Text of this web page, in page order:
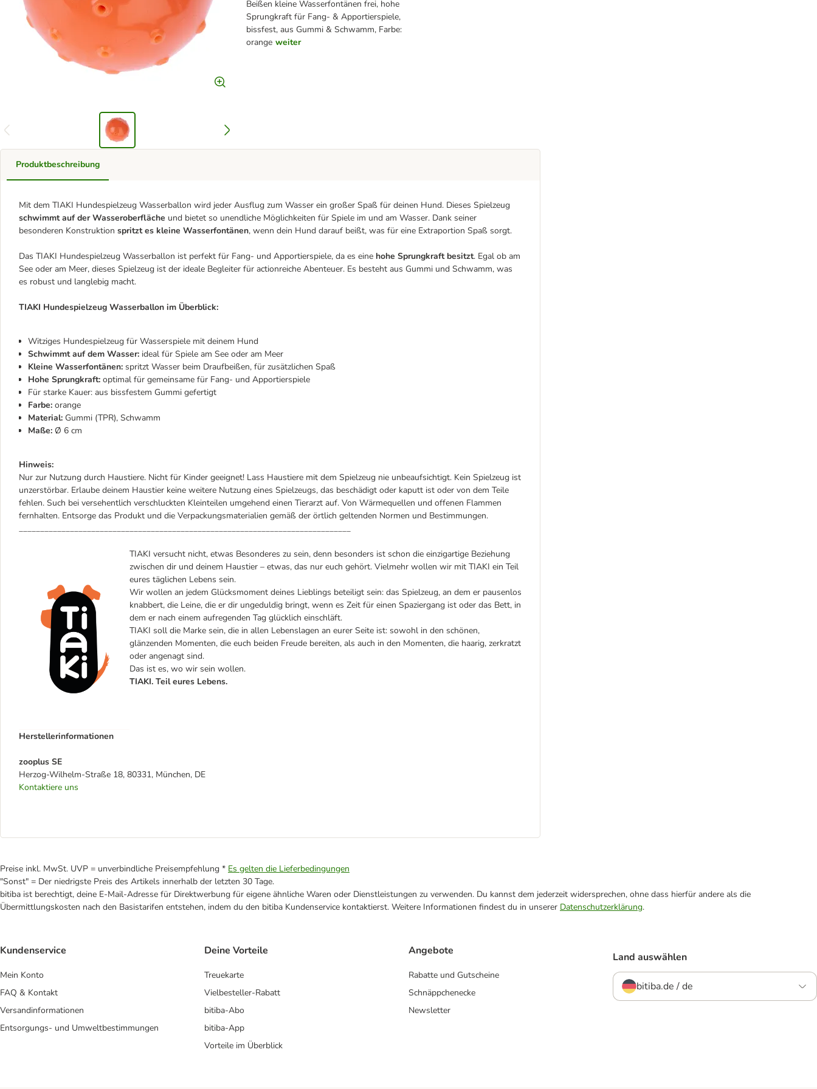
Beißen kleine Wasserfontänen frei, hohe
Sprungkraft für Fang- & Apportierspiele,
bissfest, aus Gummi & Schwamm, Farbe:
orange weiter
Produktbeschreibung
Mit dem TIAKI Hundespielzeug Wasserballon wird jeder Ausflug zum Wasser ein großer Spaß für deinen Hund. Dieses Spielzeug
schwimmt auf der Wasseroberfläche und bietet so unendliche Möglichkeiten für Spiele im und am Wasser. Dank seiner
besonderen Konstruktion spritzt es kleine Wasserfontänen, wenn dein Hund darauf beißt, was für eine Extraportion Spaß sorgt.
Das TIAKI Hundespielzeug Wasserballon ist perfekt für Fang- und Apportierspiele, da es eine hohe Sprungkraft besitzt. Egal ob am
See oder am Meer, dieses Spielzeug ist der ideale Begleiter für actionreiche Abenteuer. Es besteht aus Gummi und Schwamm, was
es robust und langlebig macht.
TIAKI Hundespielzeug Wasserballon im Überblick:
Witziges Hundespielzeug für Wasserspiele mit deinem Hund
Schwimmt auf dem Wasser: ideal für Spiele am See oder am Meer
Kleine Wasserfontänen: spritzt Wasser beim Draufbeißen, für zusätzlichen Spaß
Hohe Sprungkraft: optimal für gemeinsame für Fang- und Apportierspiele
Für starke Kauer: aus bissfestem Gummi gefertigt
Farbe: orange
Material: Gummi (TPR), Schwamm
Maße: Ø 6 cm
Hinweis:
Nur zur Nutzung durch Haustiere. Nicht für Kinder geeignet! Lass Haustiere mit dem Spielzeug nie unbeaufsichtigt. Kein Spielzeug ist
unzerstörbar. Erlaube deinem Haustier keine weitere Nutzung eines Spielzeugs, das beschädigt oder kaputt ist oder von dem Teile
fehlen. Such bei versehentlich verschluckten Kleinteilen umgehend einen Tierarzt auf. Von Wärmequellen und offenen Flammen
fernhalten. Entsorge das Produkt und die Verpackungsmaterialien gemäß der örtlich geltenden Normen und Bestimmungen.
______________________________________________________________________________
TIAKI versucht nicht, etwas Besonderes zu sein, denn besonders ist schon die einzigartige Beziehung
zwischen dir und deinem Haustier – etwas, das nur euch gehört. Vielmehr wollen wir mit TIAKI ein Teil
eures täglichen Lebens sein.
Wir wollen an jedem Glücksmoment deines Lieblings beteiligt sein: das Spielzeug, an dem er pausenlos
knabbert, die Leine, die er dir ungeduldig bringt, wenn es Zeit für einen Spaziergang ist oder das Bett, in
dem er nach einem aufregenden Tag glücklich einschläft.
TIAKI soll die Marke sein, die in allen Lebenslagen an eurer Seite ist: sowohl in den schönen,
glänzenden Momenten, die euch beiden Freude bereiten, als auch in den Momenten, die haarig, zerkratzt
oder angenagt sind.
Das ist es, wo wir sein wollen.
TIAKI. Teil eures Lebens.
Herstellerinformationen
zooplus SE
Herzog-Wilhelm-Straße 18, 80331, München, DE
Kontaktiere uns
Preise inkl. MwSt. UVP = unverbindliche Preisempfehlung * Es gelten die Lieferbedingungen
"Sonst" = Der niedrigste Preis des Artikels innerhalb der letzten 30 Tage.
bitiba ist berechtigt, deine E-Mail-Adresse für Direktwerbung für eigene ähnliche Waren oder Dienstleistungen zu verwenden. Du kannst dem jederzeit widersprechen, ohne dass hierfür andere als die
Übermittlungskosten nach den Basistarifen entstehen, indem du den bitiba Kundenservice kontaktierst. Weitere Informationen findest du in unserer Datenschutzerklärung.
Kundenservice
Mein Konto
FAQ & Kontakt
Versandinformationen
Entsorgungs- und Umweltbestimmungen
Deine Vorteile
Treuekarte
Vielbesteller-Rabatt
bitiba-Abo
bitiba-App
Vorteile im Überblick
Angebote
Rabatte und Gutscheine
Schnäppchenecke
Newsletter
Land auswählen
bitiba.de / de